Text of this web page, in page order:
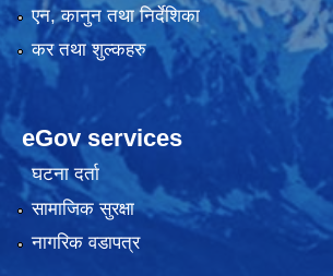
एन, कानुन तथा निर्देशिका
कर तथा शुल्कहरु
eGov services
घटना दर्ता
सामाजिक सुरक्षा
नागरिक वडापत्र